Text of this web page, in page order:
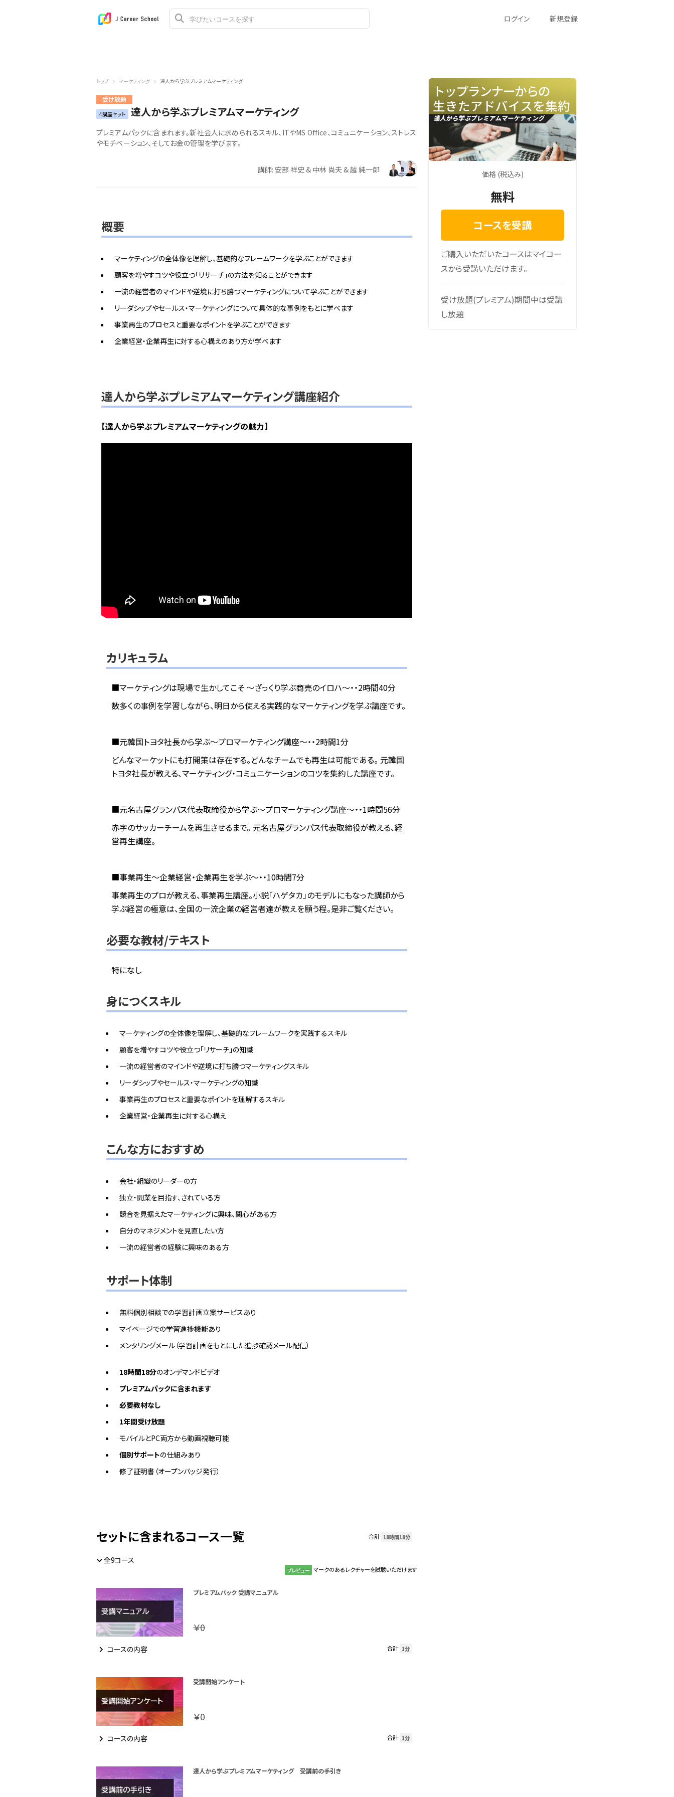
ログイン
ログイン
新規登録
トップ マーケティング 達人から学ぶプレミアムマーケティング
受け放題
4講座セット 達人から学ぶプレミアムマーケティング
プレミアムパックに含まれます。新社会人に求められるスキル、ITやMS Office、コミュニケーション、ストレス
やモチベーション、そしてお金の管理を学びます。
講師: 安部 祥史 & 中林 尚夫 & 越 純一郎
概要
マーケティングの全体像を理解し、基礎的なフレームワークを学ぶことができます
顧客を増やすコツや役立つ「リサーチ」の方法を知ることができます
一流の経営者のマインドや逆境に打ち勝つマーケティングについて学ぶことができます
リーダシップやセールス・マーケティングについて具体的な事例をもとに学べます
事業再生のプロセスと重要なポイントを学ぶことができます
企業経営・企業再生に対する心構えのあり方が学べます
達人から学ぶプレミアムマーケティング講座紹介
【達人から学ぶプレミアムマーケティングの魅力】
カリキュラム
■マーケティングは現場で生かしてこそ ～ざっくり学ぶ商売のイロハ～・・2時間40分
数多くの事例を学習しながら、明日から使える実践的なマーケティングを学ぶ講座です。
■元韓国トヨタ社長から学ぶ～プロマーケティング講座～・・2時間1分
どんなマーケットにも打開策は存在する。どんなチームでも再生は可能である。 元韓国
トヨタ社長が教える、マーケティング・コミュニケーションのコツを集約した講座です。
■元名古屋グランパス代表取締役から学ぶ～プロマーケティング講座～・・1時間56分
赤字のサッカーチームを再生させるまで。 元名古屋グランパス代表取締役が教える、経
営再生講座。
■事業再生～企業経営・企業再生を学ぶ～・・10時間7分
事業再生のプロが教える、事業再生講座。小説「ハゲタカ」のモデルにもなった講師から
学ぶ経営の極意は、全国の一流企業の経営者達が教えを願う程。是非ご覧ください。
必要な教材/テキスト
特になし
身につくスキル
マーケティングの全体像を理解し、基礎的なフレームワークを実践するスキル
顧客を増やすコツや役立つ「リサーチ」の知識
一流の経営者のマインドや逆境に打ち勝つマーケティングスキル
リーダシップやセールス・マーケティングの知識
事業再生のプロセスと重要なポイントを理解するスキル
企業経営・企業再生に対する心構え
こんな方におすすめ
会社・組織のリーダーの方
独立・開業を目指す、されている方
競合を見据えたマーケティングに興味、関心がある方
自分のマネジメントを見直したい方
一流の経営者の経験に興味のある方
サポート体制
無料個別相談での学習計画立案サービスあり
マイページでの学習進捗機能あり
メンタリングメール（学習計画をもとにした進捗確認メール配信）
18時間18分のオンデマンドビデオ
プレミアムパックに含まれます
必要教材なし
1年間受け放題
モバイルとPC両方から動画視聴可能
個別サポートの仕組みあり
修了証明書（オープンバッジ発行）
セットに含まれるコース一覧 合計 18時間18分
全9コース
プレビュー マークのあるレクチャーを試聴いただけます
プレミアムパック 受講マニュアル
￥0
コースの内容 合計 1分
受講開始アンケート
￥0
コースの内容 合計 1分
達人から学ぶプレミアムマーケティング 受講前の手引き
価格 (税込み)
無料
コースを受講
ご購入いただいたコースはマイコー
スから受講いただけます。
受け放題(プレミアム)期間中は受講
し放題